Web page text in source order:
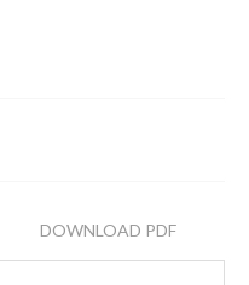
DOWNLOAD PDF